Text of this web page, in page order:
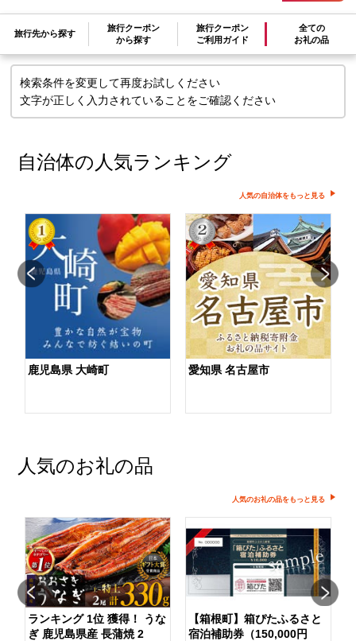
旅行先から探す
旅行クーポン
から探す
旅行クーポン
ご利用ガイド
全ての
お礼の品
せん
検索条件を変更して再度お試しください
文字が正しく入力されていることをご確認ください
自治体の人気ランキング
人気の自治体をもっと見る
鹿児島県 大崎町 愛知県 名古屋市
人気のお礼の品
人気のお礼の品をもっと見る
ランキング 1位 獲得！ うな
ぎ 鹿児島県産 長蒲焼 2
【箱根町】箱ぴたふるさと
宿泊補助券（150,000円